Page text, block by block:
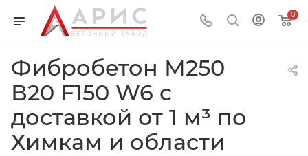
0
Фибробетон М250
В20 F150 W6 с
доставкой от 1 м³ по
Химкам и области